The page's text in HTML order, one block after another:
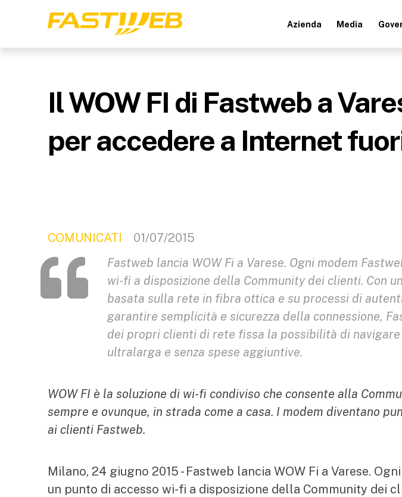
Azienda Media
Il WOW FI di Fastweb a
per accedere a Internet
COMUNICATI
01/07/2015
Fastweb lancia WOW Fi a Varese. Ogni modem
wi-fi a disposizione della Community dei clienti. Con
basata sulla rete in fibra ottica e su processi di
garantire semplicità e sicurezza della connessione,
dei propri clienti di rete fissa la possibilità di
ultralarga e senza spese aggiuntive.
WOW FI è la soluzione di wi-fi condiviso che consente alla
sempre e ovunque, in strada come a casa. I modem diventano
ai clienti Fastweb.
Milano, 24 giugno 2015 - Fastweb lancia WOW Fi a Varese.
un punto di accesso wi-fi a disposizione della Community dei